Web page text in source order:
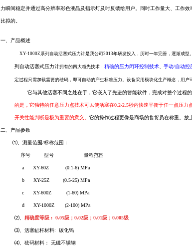
力瞬间稳定并通过高分辨率彩色液晶及指示灯及时反馈给用户。同时工作量大、工作
比拟的。
一、产品概述
XY-1000Z 系列自动活塞式压力计是我公司2013年研发投入，历时一年完善，逐渐成
列自动活塞式压力计拥有的四大领先技术： 精确的压力闭环控制技术、 手动/自动控
定过程只需加载需要的砝码，即可自动的产生标准压力。设备采用模块化生产概念，用户
它与其他活塞不同之处在于，它嵌入了先进的智能软件，完成对整个过程的运
的是， 它独特的任意压力点技术可以使活塞在0.2-2.5秒内快速平衡于任一点压力
开关性能判断是极为重要的意义。 它的操作过程更像是商场的售货员在称重。
二、产品参数
⑴、测量范围/标称范围：
序号 型号 量程范围
a XY-60Z (0.1-6) MPa
b XY-25Z (0.5-25) MPa
c XY-600Z (1-60) MPa
d XY-1000Z (2-100) MPa
⑵、 精确度等级 : 0.05级；0.02级；0.01级；0.005级
⑶、活塞缸杆材料: 碳化钨
⑷、砝码材料： 无磁不锈钢